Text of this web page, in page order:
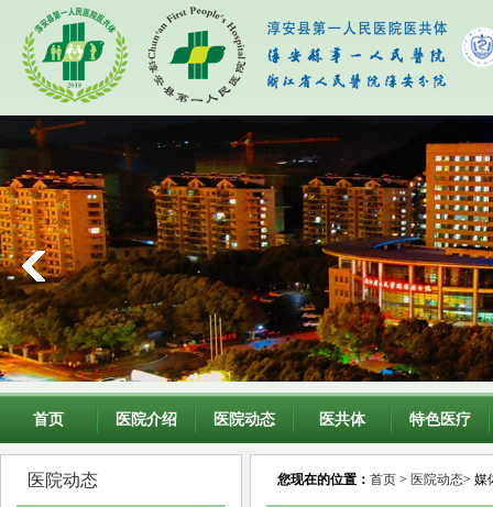
首页 医院介绍 医院动态 医共体 特色医疗
医院动态 您现在的位置： 首页 > 医院动态> 媒